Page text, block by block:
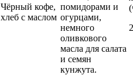
Чёрный кофе,
хлеб с маслом
помидорами и
огурцами,
немного
оливкового
масла для салата
и семян
кунжута.